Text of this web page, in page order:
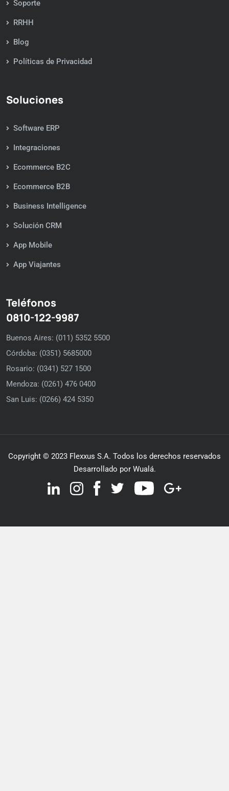
Soporte
RRHH
Blog
Políticas de Privacidad
Soluciones
Software ERP
Integraciones
Ecommerce B2C
Ecommerce B2B
Business Intelligence
Solución CRM
App Mobile
App Viajantes
Teléfonos
0810-122-9987
Buenos Aires: (011) 5352 5500
Córdoba: (0351) 5685000
Rosario: (0341) 527 1500
Mendoza: (0261) 476 0400
San Luis: (0266) 424 5350
Copyright © 2023 Flexxus S.A. Todos los derechos reservados
Desarrollado por Wualá.